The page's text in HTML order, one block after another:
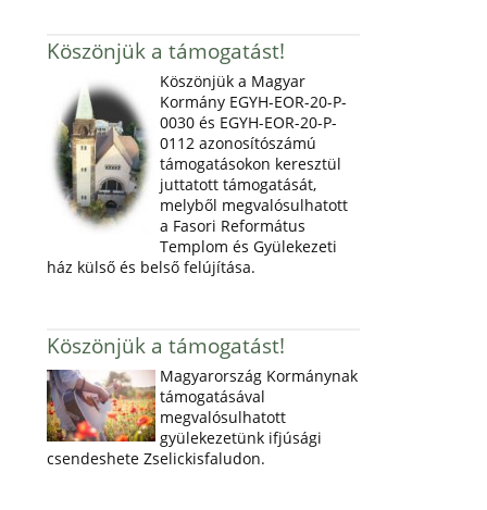
Köszönjük a támogatást!
Köszönjük a Magyar
Kormány EGYH-EOR-20-P-
0030 és EGYH-EOR-20-P-
0112 azonosítószámú
támogatásokon keresztül
juttatott támogatását,
melyből megvalósulhatott
a Fasori Református
Templom és Gyülekezeti
ház külső és belső felújítása.
Köszönjük a támogatást!
Magyarország Kormánynak
támogatásával
megvalósulhatott
gyülekezetünk ifjúsági
csendeshete Zselickisfaludon.